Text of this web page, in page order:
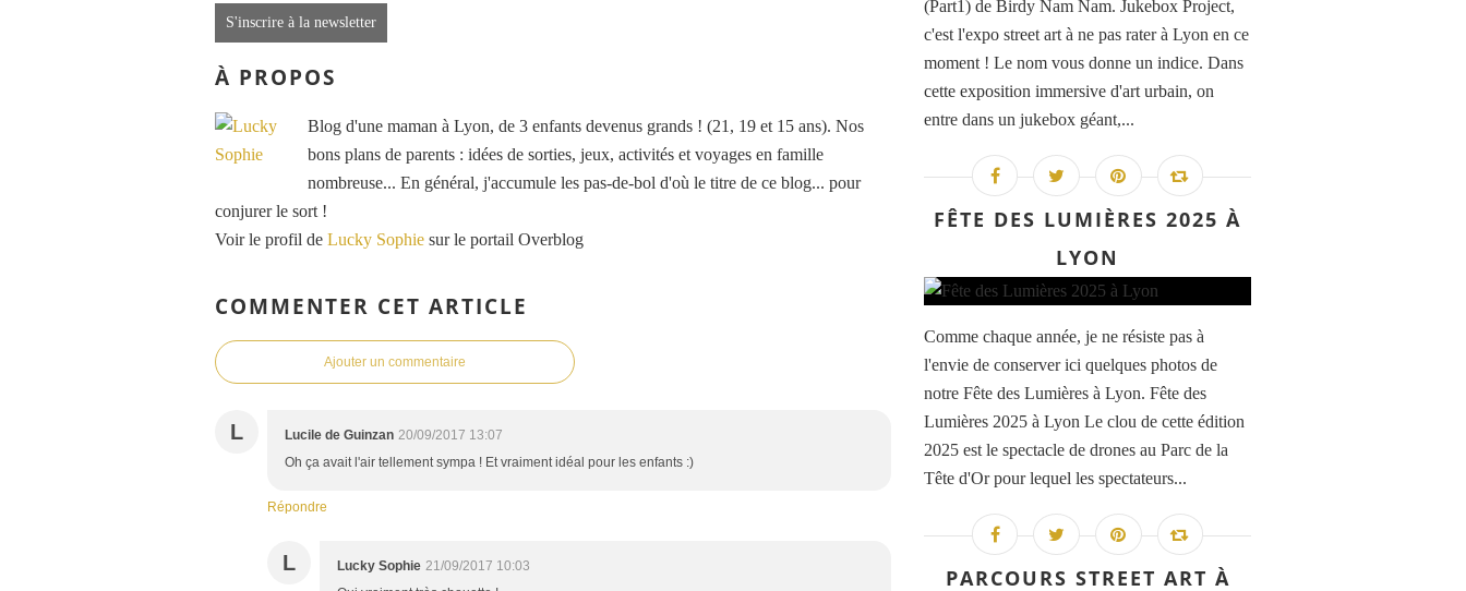
S'inscrire à la newsletter
À PROPOS
Blog d'une maman à Lyon, de 3 enfants devenus grands ! (21, 19 et 15 ans). Nos
bons plans de parents : idées de sorties, jeux, activités et voyages en famille
nombreuse... En général, j'accumule les pas-de-bol d'où le titre de ce blog... pour
conjurer le sort !
Voir le profil de Lucky Sophie sur le portail Overblog
COMMENTER CET ARTICLE
Ajouter un commentaire
L Lucile de Guinzan 20/09/2017 13:07
Oh ça avait l'air tellement sympa ! Et vraiment idéal pour les enfants :)
Répondre
L Lucky Sophie 21/09/2017 10:03
(Part1) de Birdy Nam Nam. Jukebox Project,
c'est l'expo street art à ne pas rater à Lyon en ce
moment ! Le nom vous donne un indice. Dans
cette exposition immersive d'art urbain, on
entre dans un jukebox géant,...
FÊTE DES LUMIÈRES 2025 À
LYON
Comme chaque année, je ne résiste pas à
l'envie de conserver ici quelques photos de
notre Fête des Lumières à Lyon. Fête des
Lumières 2025 à Lyon Le clou de cette édition
2025 est le spectacle de drones au Parc de la
Tête d'Or pour lequel les spectateurs...
PARCOURS STREET ART À